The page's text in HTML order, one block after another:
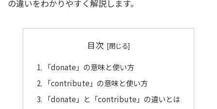
の違いをわかりやすく解説します。
目次
「donate」の意味と使い方
「contribute」の意味と使い方
「donate」と「contribute」の違いとは